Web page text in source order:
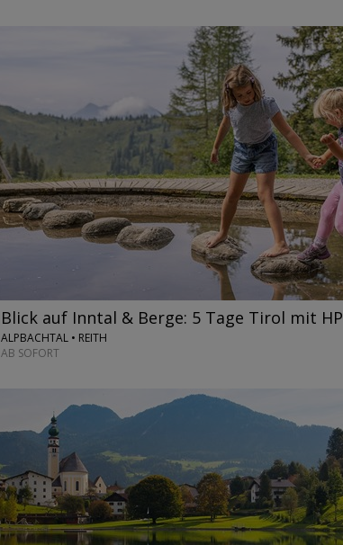
→
Blick auf Inntal & Berge: 5 Tage Tirol mit HP
ALPBACHTAL • REITH
AB SOFORT
→